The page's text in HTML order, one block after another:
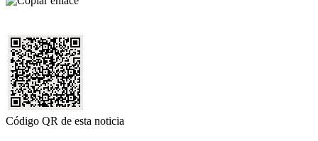
Código QR de esta noticia